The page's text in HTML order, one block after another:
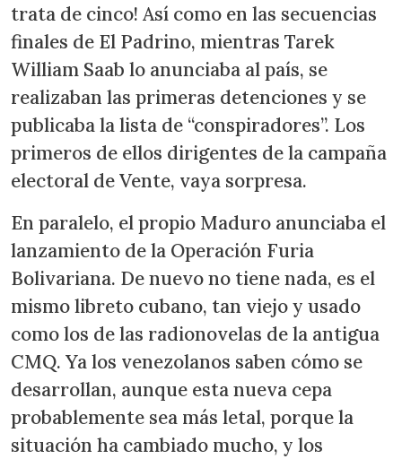
trata de cinco! Así como en las secuencias
finales de El Padrino, mientras Tarek
William Saab lo anunciaba al país, se
realizaban las primeras detenciones y se
publicaba la lista de “conspiradores”. Los
primeros de ellos dirigentes de la campaña
electoral de Vente, vaya sorpresa.
En paralelo, el propio Maduro anunciaba el
lanzamiento de la Operación Furia
Bolivariana. De nuevo no tiene nada, es el
mismo libreto cubano, tan viejo y usado
como los de las radionovelas de la antigua
CMQ. Ya los venezolanos saben cómo se
desarrollan, aunque esta nueva cepa
probablemente sea más letal, porque la
situación ha cambiado mucho, y los